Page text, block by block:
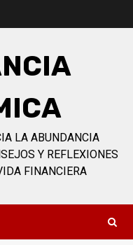
LA ABUNDANCIA
Y REFLEXIONES
FINANCIERA